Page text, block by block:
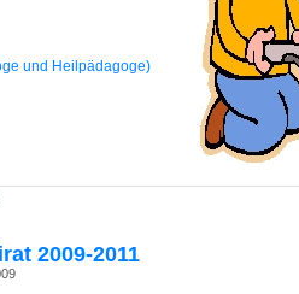
und Heilpädagoge)
2009-2011